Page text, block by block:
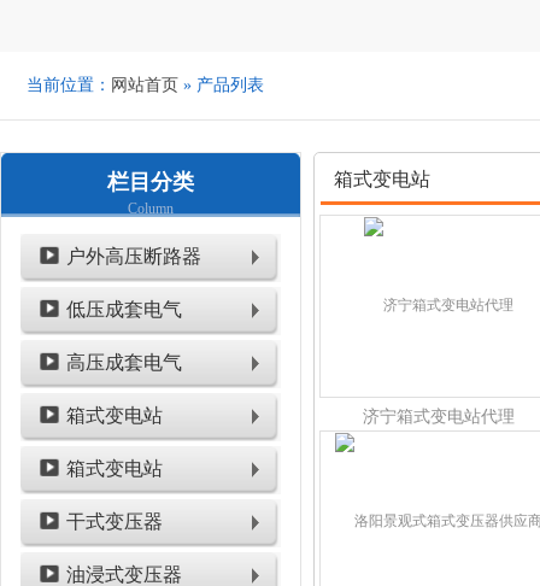
当前位置： 网站首页 » 产品列表
栏目分类
Column
户外高压断路器
低压成套电气
高压成套电气
箱式变电站
箱式变电站
干式变压器
油浸式变压器
箱式变电站
济宁箱式变电站代理